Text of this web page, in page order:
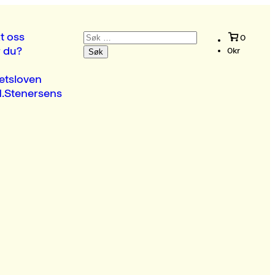
oss
du?
Søk
etter:
0
0kr